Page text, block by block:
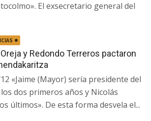
El exsecretario general del
y Redondo Terreros pactaron
«Jaime (Mayor) sería presidente del
dos primeros años y Nicolás
últimos». De esta forma desvela el...